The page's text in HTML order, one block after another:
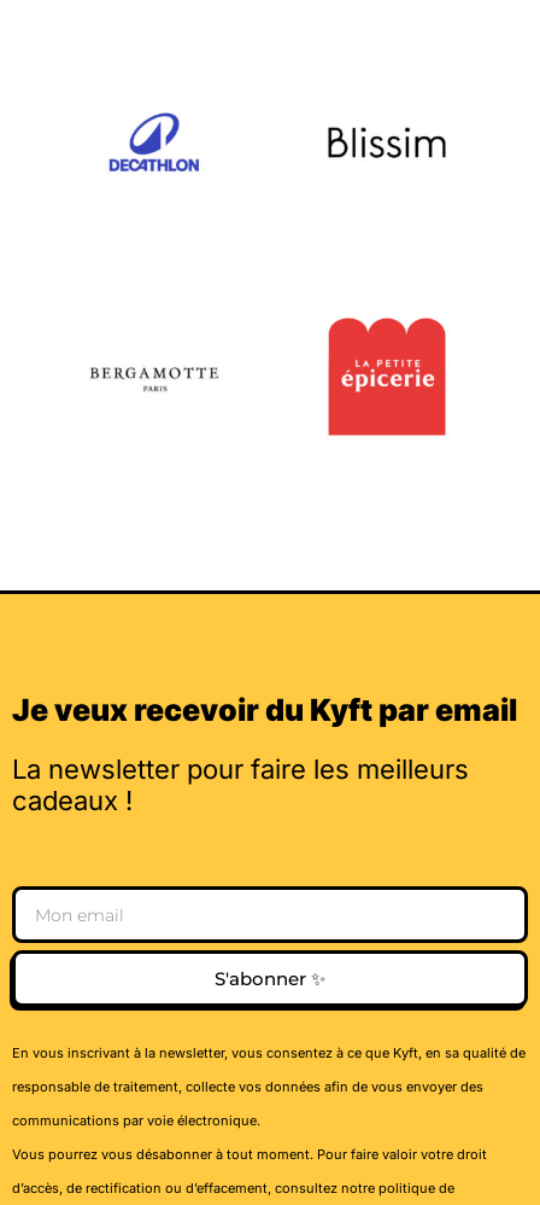
Je veux recevoir du Kyft par email
La newsletter pour faire les meilleurs
cadeaux !
Email
S'abonner ✨
En vous inscrivant à la newsletter, vous consentez à ce que Kyft, en sa qualité de
responsable de traitement, collecte vos données afin de vous envoyer des
communications par voie électronique.
Vous pourrez vous désabonner à tout moment. Pour faire valoir votre droit
d’accès, de rectification ou d’effacement, consultez notre politique de